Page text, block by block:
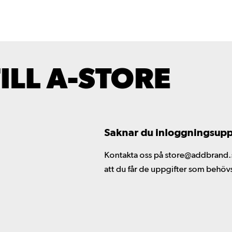
A-STORE
Saknar du
Kontakta oss på
att du får de uppgifter som